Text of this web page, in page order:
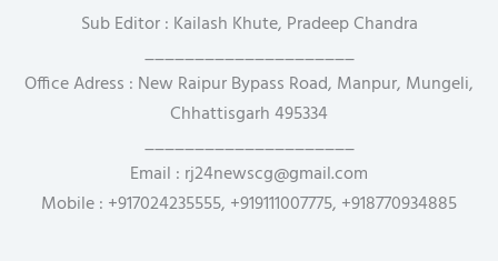
Sub Editor : Kailash Khute, Pradeep Chandra
_____________________
Office Adress : New Raipur Bypass Road, Manpur, Mungeli,
Chhattisgarh 495334
_____________________
Email : rj24newscg@gmail.com
Mobile : +917024235555, +919111007775, +918770934885